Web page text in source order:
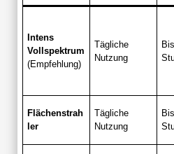
Intens
Vollspektrum
(Empfehlung)
Tägliche
Nutzung
Flächenstrah
ler
Tägliche
Nutzung